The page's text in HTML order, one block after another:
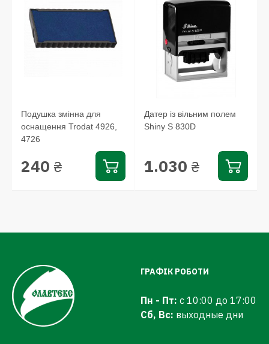
Подушка змінна для
оснащення Trodat 4926,
4726
240 ₴
Датер із вільним полем
Shiny S 830D
1.030 ₴
ГРАФІК РОБОТИ
Пн - Пт: с 10:00 до 17:00
Сб, Вс: выходные дни